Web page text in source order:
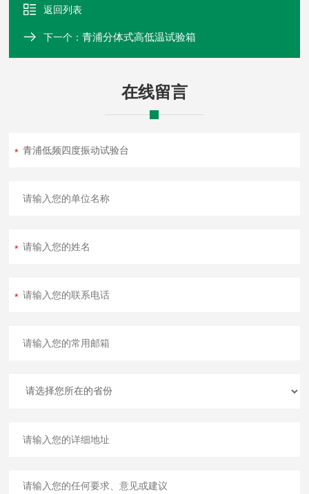
返回列表
下一个：青浦分体式高低温试验箱
在线留言